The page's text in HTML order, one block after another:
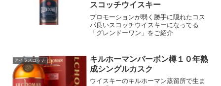
スコッチウイスキー
プロモーションが弱く勝手に隠れたコス
パ良いスコッチウイスキーになってる
「グレンドーワン」をご紹介
アイラスコッチ
キルホーマンバーボン樽１０年熟
成シングルカスク
ウイスキーのキルホーマン蒸留所で生ま